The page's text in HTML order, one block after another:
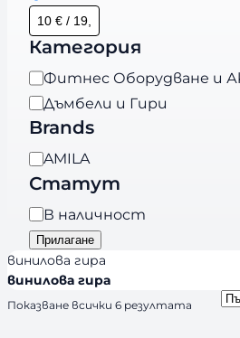
Категория
К
а
т
г
о
р
и
я
Фитнес Оборудване и
Дъмбели и Гири
Brands
B
r
a
n
d
s
AMILA
Статут
Н
а
л
и
ч
В наличност
Прилагане
винилова гира
винилова гира
Показване всички 6 резултата